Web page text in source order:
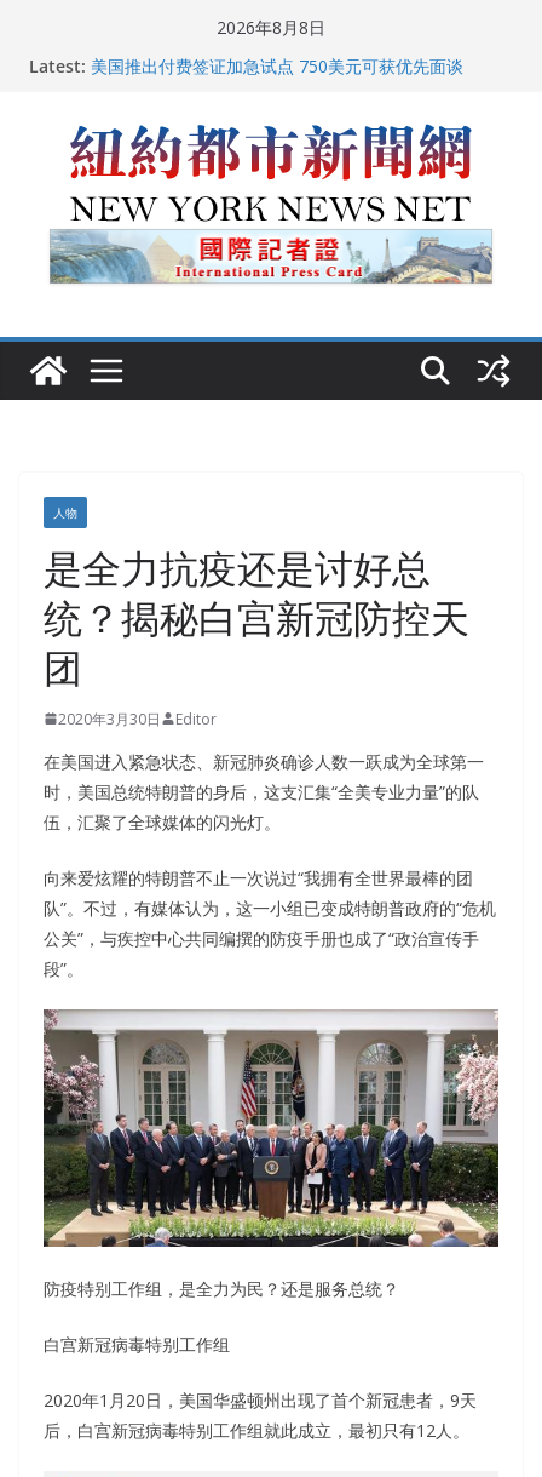
2026年8月8日
Latest: 中国驻美国大使谢锋邀请美国老教师罗纳德·萨科尔斯基
纽约启动“Fix the City”计划 重拳整治长期违规房东
美国最高法院维持“出生公民权” : 出生在美国就是美国
人！
FBI联合纽约警方突袭多名警界高层住所 涉纽约警察局腐
败刑事调查
人物
是全力抗疫还是讨好总
统？揭秘白宫新冠防控天
团
2020年3月30日 Editor
在美国进入紧急状态、新冠肺炎确诊人数一跃成为全球第一
时，美国总统特朗普的身后，这支汇集“全美专业力量”的队
伍，汇聚了全球媒体的闪光灯。
向来爱炫耀的特朗普不止一次说过“我拥有全世界最棒的团
队”。不过，有媒体认为，这一小组已变成特朗普政府的“危机
公关”，与疾控中心共同编撰的防疫手册也成了“政治宣传手
段”。
防疫特别工作组，是全力为民？还是服务总统？
白宫新冠病毒特别工作组
2020年1月20日，美国华盛顿州出现了首个新冠患者，9天
后，白宫新冠病毒特别工作组就此成立，最初只有12人。